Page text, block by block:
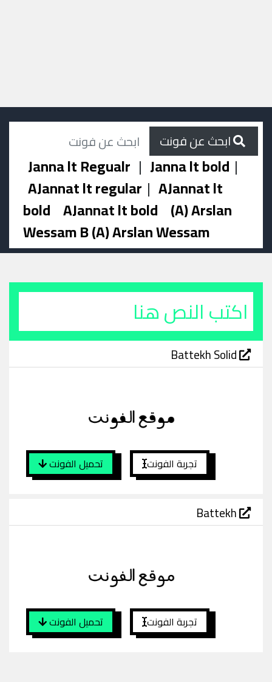
Janna lt Regualr | Janna lt bold |
AJannat lt regular | AJannat lt
bold AJannat lt bold (A) Arslan
Wessam B (A) Arslan Wessam
Battekh Solid
تحميل الفونت تجربة الفونت
Battekh
تحميل الفونت تجربة الفونت